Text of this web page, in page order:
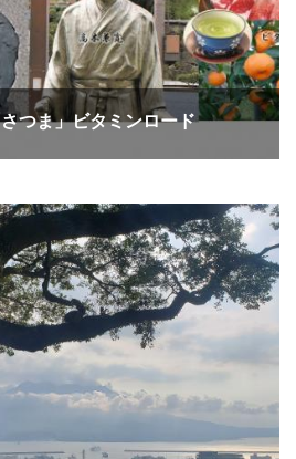
つま」ビタミンロード